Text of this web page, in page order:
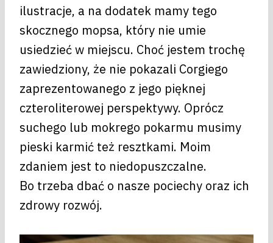
ilustracje, a na dodatek mamy tego
skocznego mopsa, który nie umie
usiedzieć w miejscu. Choć jestem trochę
zawiedziony, że nie pokazali Corgiego
zaprezentowanego z jego pięknej
czteroliterowej perspektywy. Oprócz
suchego lub mokrego pokarmu musimy
pieski karmić też resztkami. Moim
zdaniem jest to niedopuszczalne.
Bo trzeba dbać o nasze pociechy oraz ich
zdrowy rozwój.